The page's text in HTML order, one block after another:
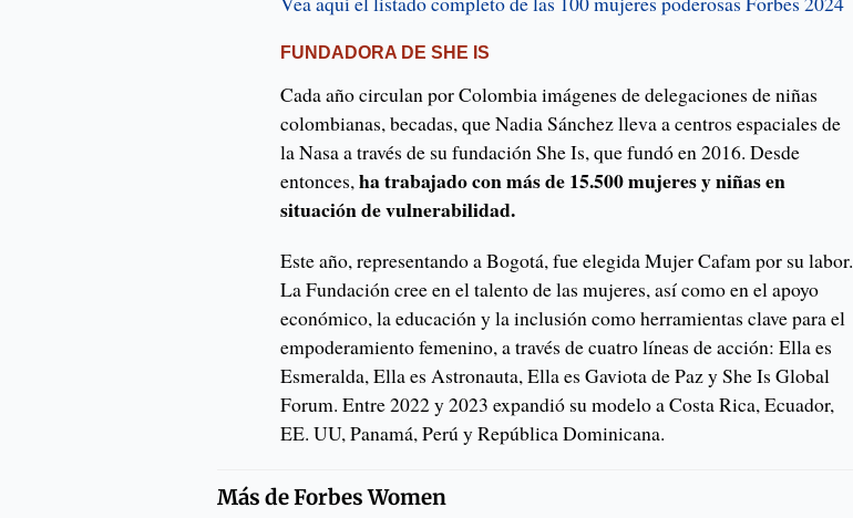
FUNDADORA DE SHE IS
Cada año circulan por Colombia imágenes de delegaciones de niñas
colombianas, becadas, que Nadia Sánchez lleva a centros espaciales de
la Nasa a través de su fundación She Is, que fundó en 2016. Desde
entonces,ha trabajado con más de 15.500 mujeres y niñas en
situación de vulnerabilidad.
Este año, representando a Bogotá, fue elegida Mujer Cafam por su labor.
La Fundación cree en el talento de las mujeres, así como en el apoyo
económico, la educación y la inclusión como herramientas clave para el
empoderamiento femenino, a través de cuatro líneas de acción: Ella es
Esmeralda, Ella es Astronauta, Ella es Gaviota de Paz y She Is Global
Forum. Entre 2022 y 2023 expandió su modelo a Costa Rica, Ecuador,
EE. UU, Panamá, Perú y República Dominicana.
Más deForbes Women